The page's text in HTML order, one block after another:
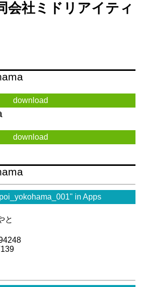
会社ミドリアイティ
download
download
in Apps
と